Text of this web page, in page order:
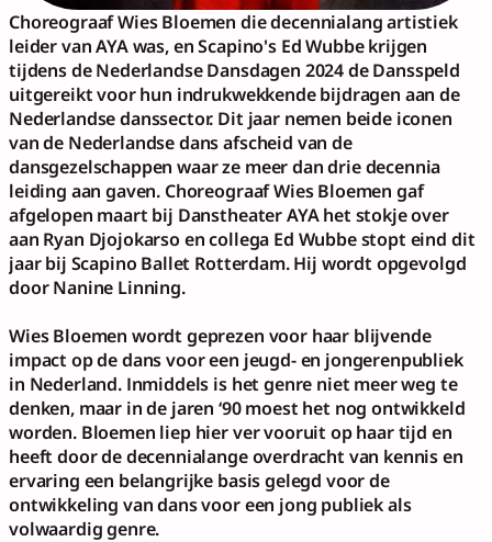
Choreograaf Wies Bloemen die decennialang artistiek
leider van AYA was, en Scapino's Ed Wubbe krijgen
tijdens de Nederlandse Dansdagen 2024 de Dansspeld
uitgereikt voor hun indrukwekkende bijdragen aan de
Nederlandse danssector. Dit jaar nemen beide iconen
van de Nederlandse dans afscheid van de
dansgezelschappen waar ze meer dan drie decennia
leiding aan gaven. Choreograaf Wies Bloemen gaf
afgelopen maart bij Danstheater AYA het stokje over
aan Ryan Djojokarso en collega Ed Wubbe stopt eind dit
jaar bij Scapino Ballet Rotterdam. Hij wordt opgevolgd
door Nanine Linning.
Wies Bloemen wordt geprezen voor haar blijvende
impact op de dans voor een jeugd- en jongerenpubliek
in Nederland. Inmiddels is het genre niet meer weg te
denken, maar in de jaren ‘90 moest het nog ontwikkeld
worden. Bloemen liep hier ver vooruit op haar tijd en
heeft door de decennialange overdracht van kennis en
ervaring een belangrijke basis gelegd voor de
ontwikkeling van dans voor een jong publiek als
volwaardig genre.